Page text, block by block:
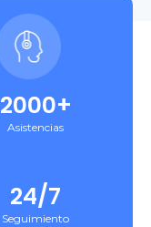
2000+
Asistencias
24/7
Seguimiento